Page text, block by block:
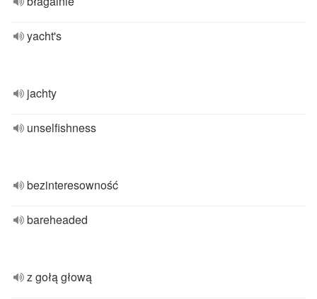
yacht's
jachty
unselfishness
bezinteresowność
bareheaded
z gołą głową